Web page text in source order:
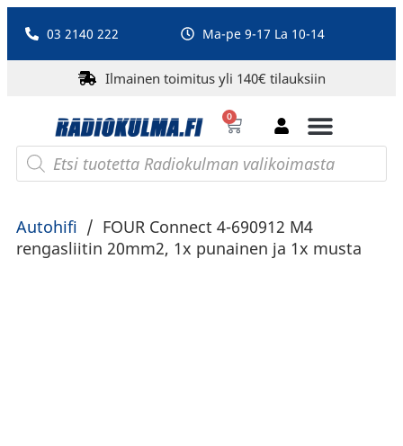
03 2140 222 Ma-pe 9-17 La 10-14
Ilmainen toimitus yli 140€ tilauksiin
0
Autohifi / FOUR Connect 4-690912 M4
rengasliitin 20mm2, 1x punainen ja 1x musta